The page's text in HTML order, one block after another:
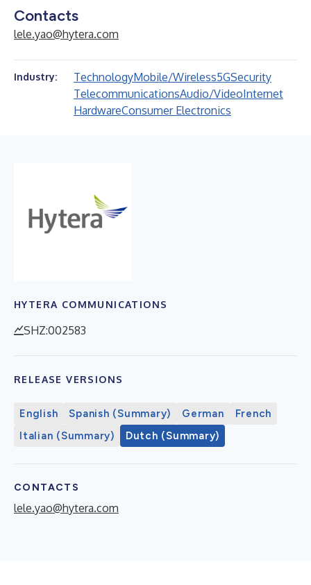
Contacts
lele.yao@hytera.com
Industry: TechnologyMobile/Wireless5GSecurity
TelecommunicationsAudio/VideoInternet
HardwareConsumer Electronics
HYTERA COMMUNICATIONS
SHZ:002583
RELEASE VERSIONS
English Spanish (Summary) German
French
Italian (Summary)
Dutch (Summary)
CONTACTS
lele.yao@hytera.com